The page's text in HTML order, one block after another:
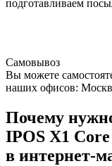
подготавливаем
Самовывоз
Вы можете
наших офисов:
Почему
IPOS X1
в интернет-